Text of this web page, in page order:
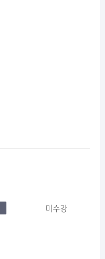
미수강